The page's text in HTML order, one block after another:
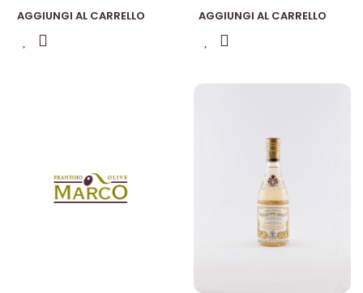
AGGIUNGI AL CARRELLO AGGIUNGI AL CARRELLO